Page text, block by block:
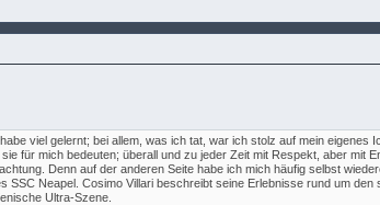
habe viel gelernt; bei allem, was ich tat, war ich stolz auf mein eigenes
für mich bedeuten; überall und zu jeder Zeit mit Respekt, aber mit
Denn auf der anderen Seite habe ich mich häufig selbst
SSC Neapel. Cosimo Villari beschreibt seine Erlebnisse rund um
Ultra-Szene.